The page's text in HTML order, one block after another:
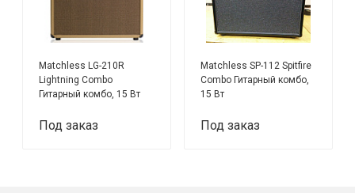
Matchless LG-210R
Lightning Combo
Гитарный комбо, 15 Вт
Под заказ
Matchless SP-112 Spitfire
Combo Гитарный комбо,
15 Вт
Под заказ